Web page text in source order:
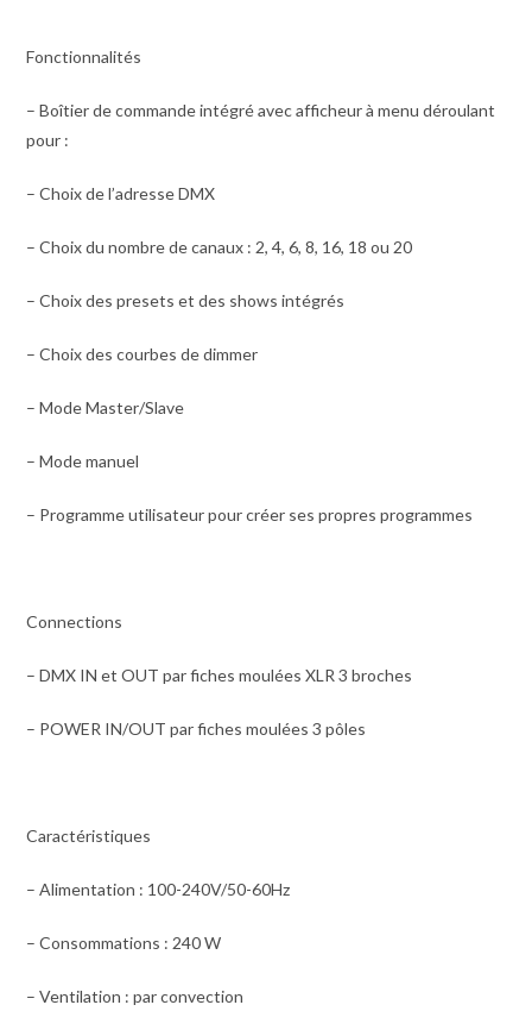
Fonctionnalités
– Boîtier de commande intégré avec afficheur à menu déroulant
pour :
– Choix de l’adresse DMX
– Choix du nombre de canaux : 2, 4, 6, 8, 16, 18 ou 20
– Choix des presets et des shows intégrés
– Choix des courbes de dimmer
– Mode Master/Slave
– Mode manuel
– Programme utilisateur pour créer ses propres programmes
Connections
– DMX IN et OUT par fiches moulées XLR 3 broches
– POWER IN/OUT par fiches moulées 3 pôles
Caractéristiques
– Alimentation : 100-240V/50-60Hz
– Consommations : 240 W
– Ventilation : par convection